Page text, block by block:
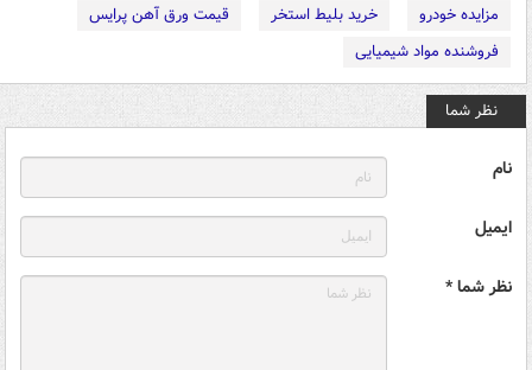
مزایده خودرو
خرید بلیط استخر
قیمت ورق آهن پرایس
فروشنده مواد شیمیایی
نظر شما
نام
ایمیل
نظر شما *